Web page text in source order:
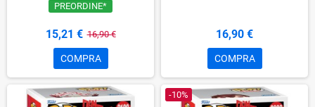
PREORDINE*
15,21 € 16,90 €
COMPRA
16,90 €
COMPRA
-10%